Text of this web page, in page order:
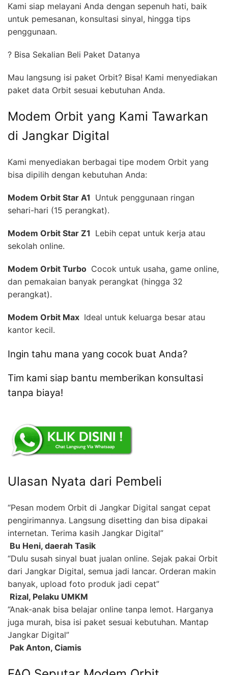
Kami siap melayani Anda dengan sepenuh hati, baik
untuk pemesanan, konsultasi sinyal, hingga tips
penggunaan.
? Bisa Sekalian Beli Paket Datanya
Mau langsung isi paket Orbit? Bisa! Kami menyediakan
paket data Orbit sesuai kebutuhan Anda.
Modem Orbit yang Kami Tawarkan
di Jangkar Digital
Kami menyediakan berbagai tipe modem Orbit yang
bisa dipilih dengan kebutuhan Anda:
Modem Orbit Star A1  Untuk penggunaan ringan
sehari-hari (15 perangkat).
Modem Orbit Star Z1  Lebih cepat untuk kerja atau
sekolah online.
Modem Orbit Turbo  Cocok untuk usaha, game online,
dan pemakaian banyak perangkat (hingga 32
perangkat).
Modem Orbit Max  Ideal untuk keluarga besar atau
kantor kecil.
Ingin tahu mana yang cocok buat Anda?
Tim kami siap bantu memberikan konsultasi
tanpa biaya!
Ulasan Nyata dari Pembeli
“Pesan modem Orbit di Jangkar Digital sangat cepat
pengirimannya. Langsung disetting dan bisa dipakai
internetan. Terima kasih Jangkar Digital”
 Bu Heni, daerah Tasik
“Dulu susah sinyal buat jualan online. Sejak pakai Orbit
dari Jangkar Digital, semua jadi lancar. Orderan makin
banyak, upload foto produk jadi cepat”
 Rizal, Pelaku UMKM
“Anak-anak bisa belajar online tanpa lemot. Harganya
juga murah, bisa isi paket sesuai kebutuhan. Mantap
Jangkar Digital”
 Pak Anton, Ciamis